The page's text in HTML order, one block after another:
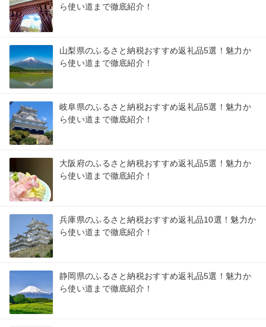
ら使い道まで徹底紹介！
山梨県のふるさと納税おすすめ返礼品5選！魅力か
ら使い道まで徹底紹介！
岐阜県のふるさと納税おすすめ返礼品5選！魅力か
ら使い道まで徹底紹介！
大阪府のふるさと納税おすすめ返礼品5選！魅力か
ら使い道まで徹底紹介！
兵庫県のふるさと納税おすすめ返礼品10選！魅力か
ら使い道まで徹底紹介！
静岡県のふるさと納税おすすめ返礼品5選！魅力か
ら使い道まで徹底紹介！